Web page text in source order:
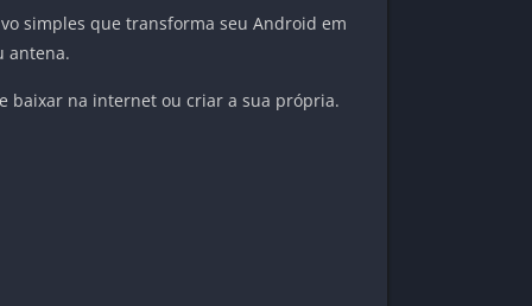
simples que transforma seu Android em
antena.
baixar na internet ou criar a sua própria.